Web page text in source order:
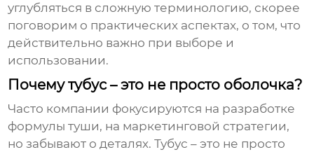
углубляться в сложную терминологию, скорее
поговорим о практических аспектах, о том, что
действительно важно при выборе и
использовании.
Почему тубус – это не просто оболочка?
Часто компании фокусируются на разработке
формулы туши, на маркетинговой стратегии,
но забывают о деталях. Тубус – это не просто